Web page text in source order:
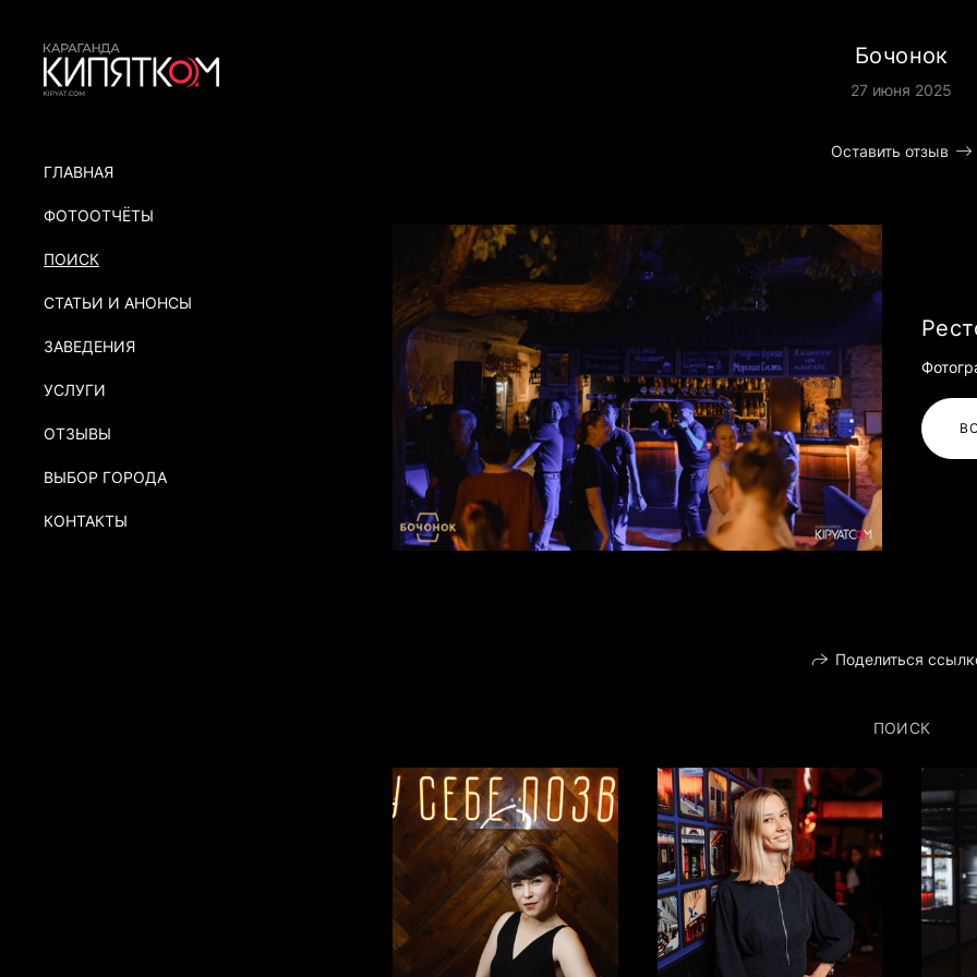
ГЛАВНАЯ
ФОТООТЧЁТЫ
ПОИСК
СТАТЬИ И АНОНСЫ
ЗАВЕДЕНИЯ
УСЛУГИ
ОТЗЫВЫ
ВЫБОР ГОРОДА
КОНТАКТЫ
Бочонок
27 июня 2025
Оставить отзыв
Поделиться
ПОИСК